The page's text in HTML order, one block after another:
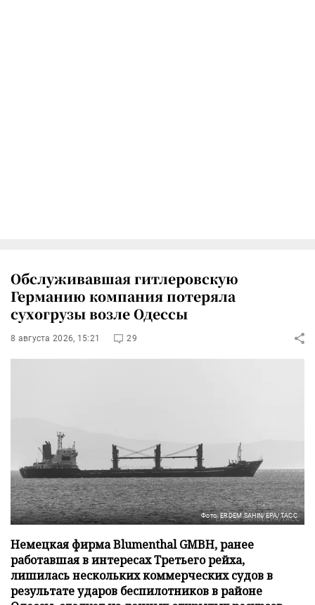
Обслуживавшая гитлеровскую
Германию компания потеряла
сухогрузы возле Одессы
8 августа 2026, 15:21 29
Фото: ERDEM SAHIN/EPA/ТАСС
Немецкая фирма Blumenthal GMBH, ранее
работавшая в интересах Третьего рейха,
лишилась нескольких коммерческих судов в
результате ударов беспилотников в районе